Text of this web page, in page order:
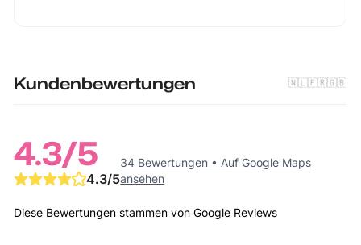
Kundenbewertungen 🇳🇱🇫🇷🇬🇧
4.3/5
4.3/5
34 Bewertungen • Auf Google Maps
ansehen
Diese Bewertungen stammen von Google Reviews